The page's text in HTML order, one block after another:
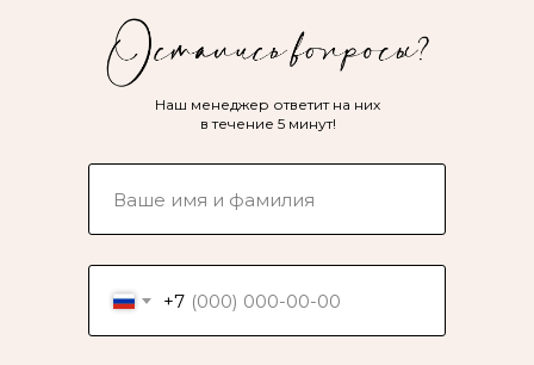
+7
Наш менеджер ответит на них
в течение 5 минут!